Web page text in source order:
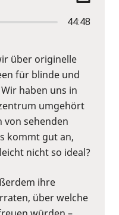
44:48
über originelle
für blinde und
haben uns in
umgehört
von sehenden
kommt gut an,
nicht so ideal?
ihre
über welche